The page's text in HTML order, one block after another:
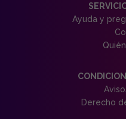
Ayuda y
Derecho